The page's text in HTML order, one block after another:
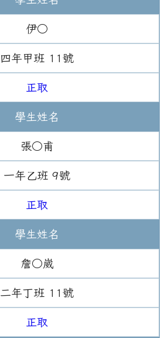
伊○
四年 甲班 11 號
正取
學生姓名
張○甫
一年 乙班 9號
正取
學生姓名
詹○崴
二年丁班 11 號
正取